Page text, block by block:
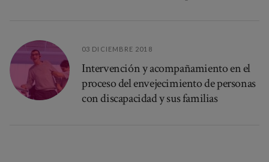
03 DICIEMBRE 2018
Intervención y acompañamiento en el
proceso del envejecimiento de personas
con discapacidad y sus familias